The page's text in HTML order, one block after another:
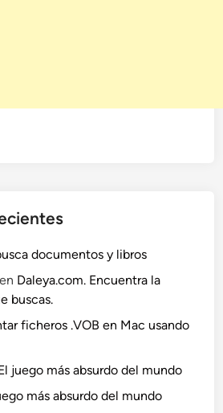
documentos y libros
en Daleya.com. Encuentra la
buscas.
ficheros .VOB en Mac usando
juego más absurdo del mundo
más absurdo del mundo